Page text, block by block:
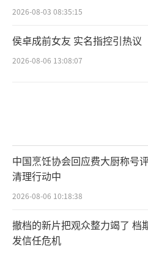
2026-08-03 08:35:15
侯卓成前女友 实名指控引热议
2026-08-06 13:08:07
中国烹饪协会回应费大厨称号
清理行动中
2026-08-06 10:18:38
撤档的新片把观众整力竭了 档
发信任危机